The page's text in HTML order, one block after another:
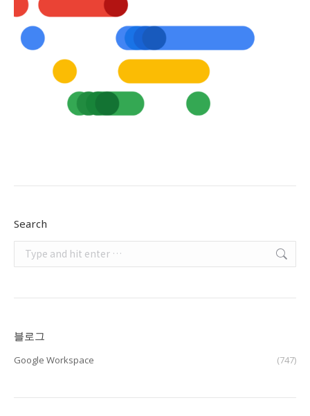
Search
블로그
Google Workspace (747)